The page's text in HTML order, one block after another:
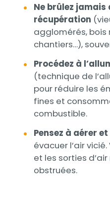
Ne brûlez jamais
récupération
agglomérés, bois
chantiers…),
Procédez à
(technique de
pour réduire les
fines et
combustible.
Pensez à aérer
évacuer l’air
et les sorties
obstruées.